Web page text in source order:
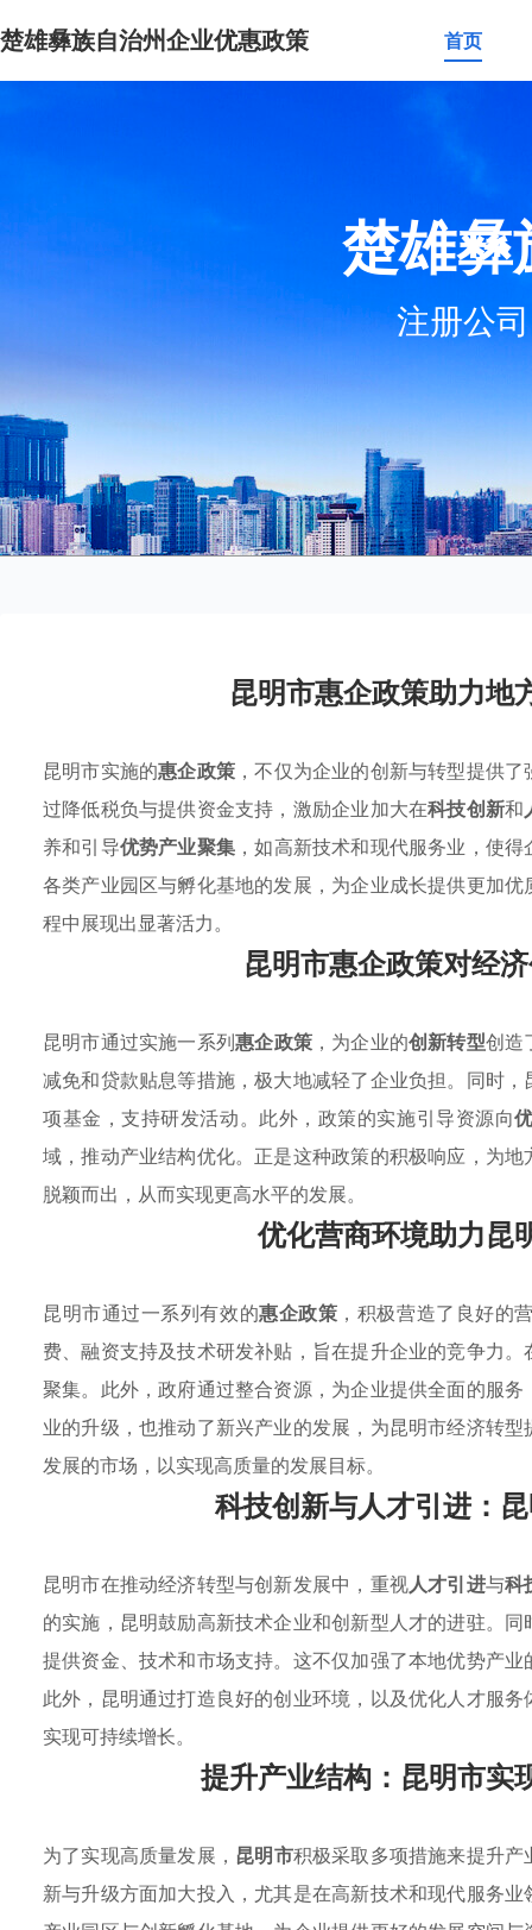
楚雄彝族自治州企业优惠政策 首页
楚雄彝
注册公
昆明市惠企政策助力地
昆明市实施的惠企政策 ，不仅为企业的创新与转型提供
过降低税负与提供资金支持，激励企业加大在科技创新和
养和引导优势产业聚集 ，如高新技术和现代服务业，使
各类产业园区与孵化基地的发展，为企业成长提供更加
程中展现出显著活力。
昆明市惠企政策对经
昆明市通过实施一系列惠企政策，为企业的创新转型创造
减免和贷款贴息等措施，极大地减轻了企业负担。同时
项基金，支持研发活动。此外，政策的实施引导资源向
域，推动产业结构优化。正是这种政策的积极响应，为
脱颖而出，从而实现更高水平的发展。
优化营商环境助力昆
昆明市通过一系列有效的惠企政策 ，积极营造了良好的
费、融资支持及技术研发补贴，旨在提升企业的竞争力。
聚集。此外，政府通过整合资源，为企业提供全面的服
业的升级，也推动了新兴产业的发展，为昆明市经济转
发展的市场，以实现高质量的发展目标。
科技创新与人才引进：
昆明市在推动经济转型与创新发展中，重视人才引进与科
的实施，昆明鼓励高新技术企业和创新型人才的进驻。
提供资金、技术和市场支持。这不仅加强了本地优势产
此外，昆明通过打造良好的创业环境，以及优化人才服
实现可持续增长。
提升产业结构：昆明市实
为了实现高质量发展， 昆明市积极采取多项措施来提升
新与升级方面加大投入，尤其是在高新技术和现代服务